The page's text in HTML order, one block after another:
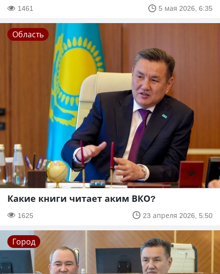
1461 5 мая 2026, 6:35
Область
Какие книги читает аким ВКО?
1625 23 апреля 2026, 5:50
Город